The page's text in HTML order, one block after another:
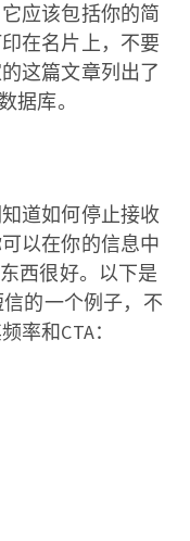
应该包括你的简
在名片上，不要
这篇文章列出了
据库。
道如何停止接收
以在你的信息中
西很好。以下是
的一个例子，不
率和CTA：